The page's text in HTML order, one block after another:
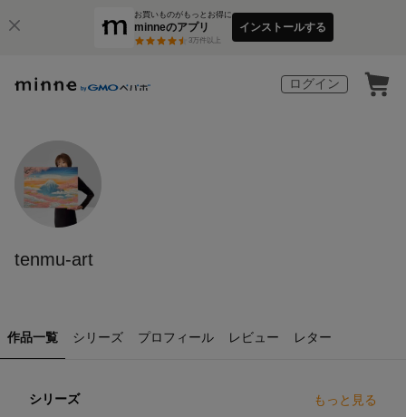
お買いものがもっとお得に
minneのアプリ
3万件以上
インストールする
ログイン
tenmu-art
作品一覧 シリーズ プロフィール レビュー レター
シリーズ もっと見る